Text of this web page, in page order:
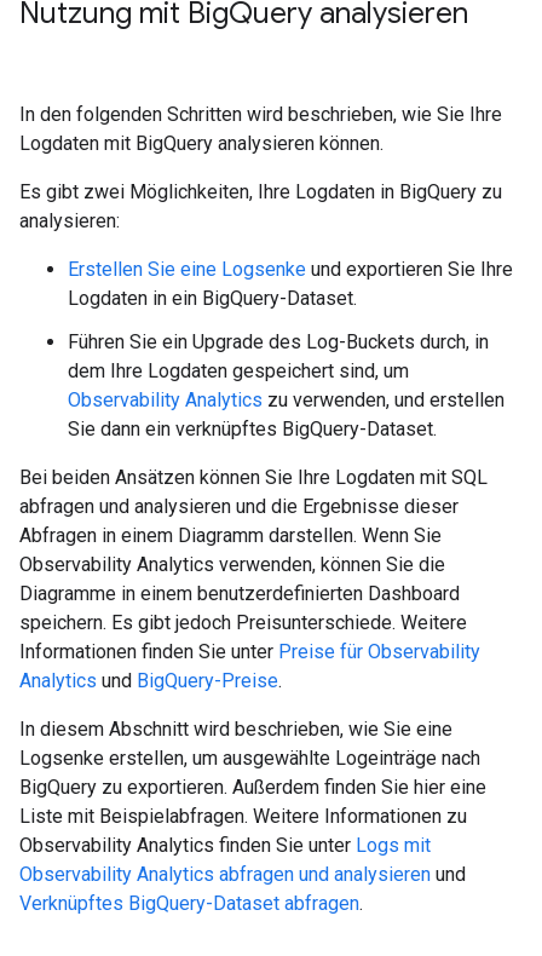
Nutzung mit BigQuery analysieren
In den folgenden Schritten wird beschrieben, wie Sie Ihre
Logdaten mit BigQuery analysieren können.
Es gibt zwei Möglichkeiten, Ihre Logdaten in BigQuery zu
analysieren:
Erstellen Sie eine Logsenke und exportieren Sie Ihre
Logdaten in ein BigQuery-Dataset.
Führen Sie ein Upgrade des Log-Buckets durch, in
dem Ihre Logdaten gespeichert sind, um
Observability Analytics zu verwenden, und erstellen
Sie dann ein verknüpftes BigQuery-Dataset.
Bei beiden Ansätzen können Sie Ihre Logdaten mit SQL
abfragen und analysieren und die Ergebnisse dieser
Abfragen in einem Diagramm darstellen. Wenn Sie
Observability Analytics verwenden, können Sie die
Diagramme in einem benutzerdefinierten Dashboard
speichern. Es gibt jedoch Preisunterschiede. Weitere
Informationen finden Sie unter Preise für Observability
Analytics und BigQuery-Preise.
In diesem Abschnitt wird beschrieben, wie Sie eine
Logsenke erstellen, um ausgewählte Logeinträge nach
BigQuery zu exportieren. Außerdem finden Sie hier eine
Liste mit Beispielabfragen. Weitere Informationen zu
Observability Analytics finden Sie unter Logs mit
Observability Analytics abfragen und analysieren und
Verknüpftes BigQuery-Dataset abfragen.